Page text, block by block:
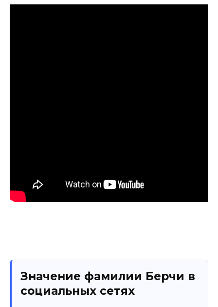
Значение фамилии Берчи в
социальных сетях